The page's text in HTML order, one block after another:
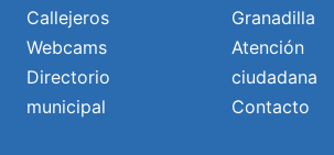
Callejeros
Webcams
Directorio
municipal
Granadilla
Atención
ciudadana
Contacto